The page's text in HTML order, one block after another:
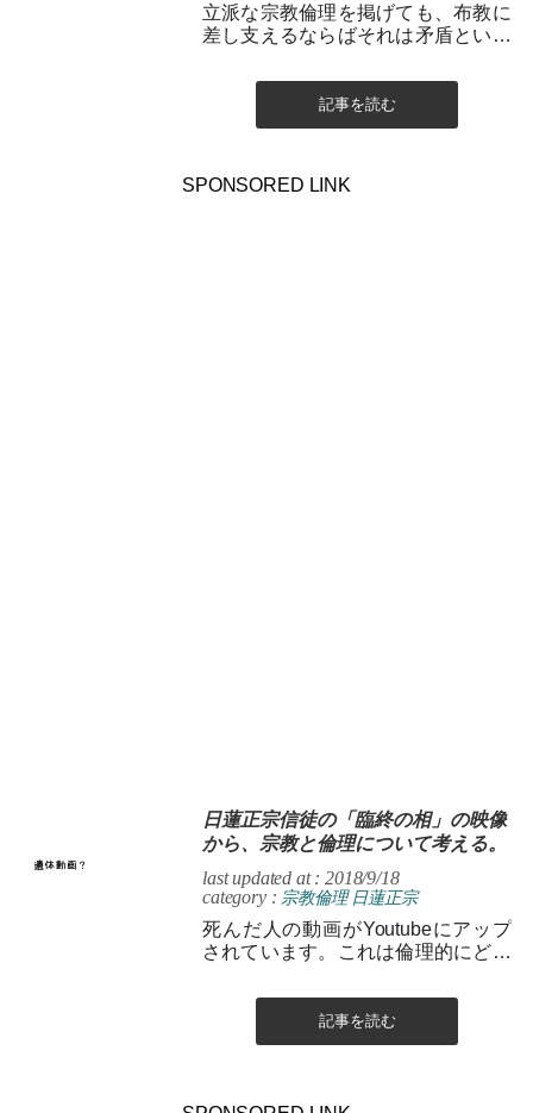
立派な宗教倫理を掲げても、布教に
差し支えるならばそれは矛盾という
記事を読む
SPONSORED LINK
日蓮正宗信徒の「臨終の相」の映像
から、宗教と倫理について考える。
last updated at : 2018/9/18
category : 宗教倫理 日蓮正宗
死んだ人の動画がYoutubeにアップ
されています。これは倫理的にどう
記事を読む